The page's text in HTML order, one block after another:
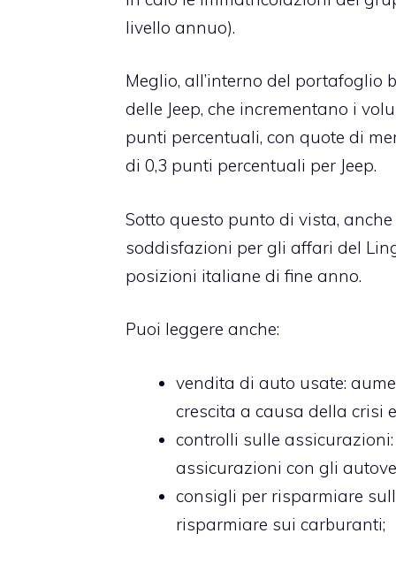
livello annuo).
Meglio, all’interno del portafoglio
delle Jeep, che incrementano i
punti percentuali, con quote di
di 0,3 punti percentuali per Jeep.
Sotto questo punto di vista,
soddisfazioni per gli affari del
posizioni italiane di fine anno.
Puoi leggere anche:
vendita di auto usate:
crescita a causa della crisi
controlli sulle assicurazioni
assicurazioni con gli
consigli per risparmiare
risparmiare sui carburanti;